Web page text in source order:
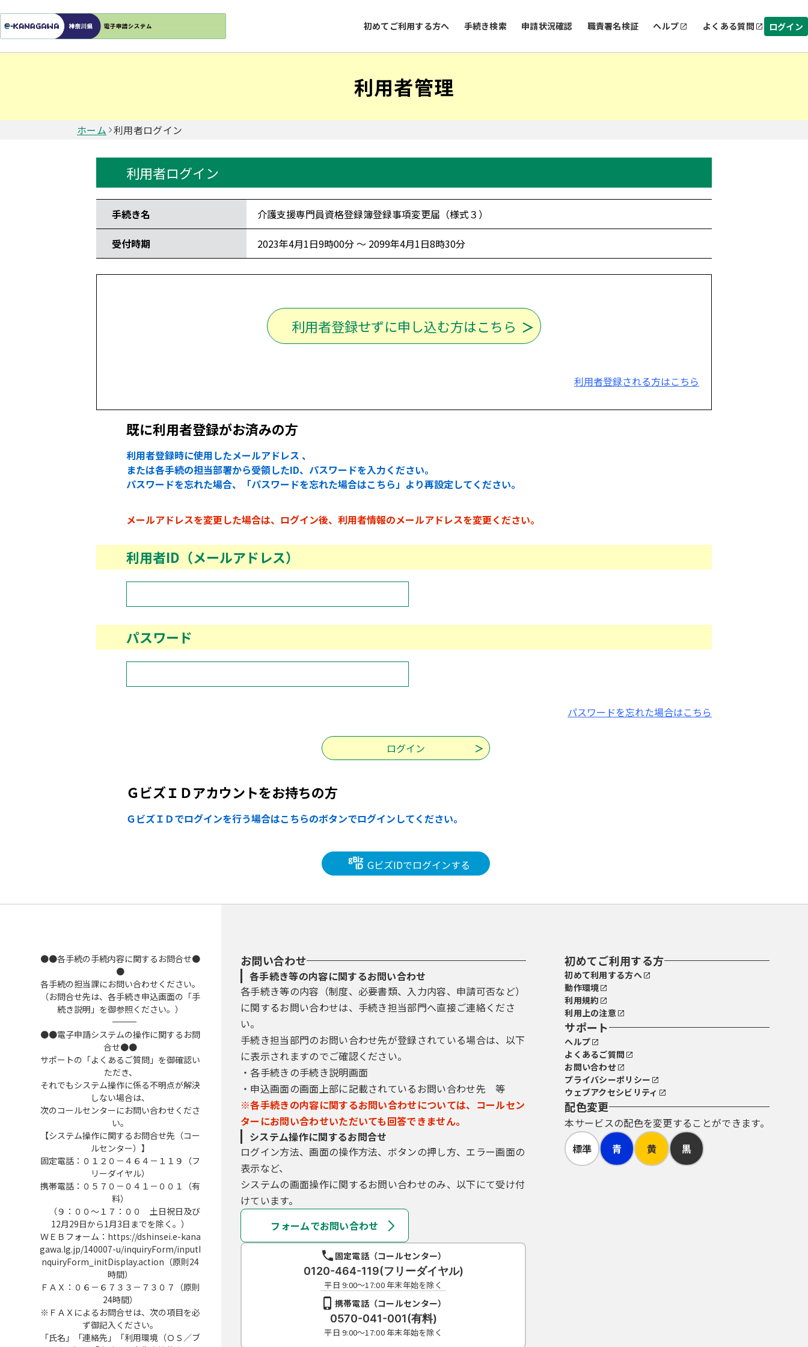
初めてご利用する方へ 手続き検索 申請状況確認 職責署名検証 ヘルプ よくある質問 ログイン
利用者管理
ホーム 利用者ログイン
利用者ログイン
手続き名 介護支援専門員資格登録簿登録事項変更届（様式３）
受付時期 2023年4月1日9時00分 ～ 2099年4月1日8時30分
利用者登録せずに申し込む方はこちら
利用者登録される方はこちら
既に利用者登録がお済みの方
利用者登録時に使用したメールアドレス 、
または各手続の担当部署から受領したID、パスワードを入力ください。
パスワードを忘れた場合、「パスワードを忘れた場合はこちら」より再設定してください。
メールアドレスを変更した場合は、ログイン後、利用者情報のメールアドレスを変更ください。
利用者ID（メールアドレス）
パスワード
パスワードを忘れた場合はこちら
ＧビズＩＤアカウントをお持ちの方
ＧビズＩＤでログインを行う場合はこちらのボタンでログインしてください。
GビズIDでログインする
●●各手続の手続内容に関するお問合せ●
●
各手続の担当課にお問い合わせください。
（お問合せ先は、各手続き申込画面の「手
続き説明」を御参照ください。）
――――――――――――――――――――――――――――――――――――――――――――――――――
●●電子申請システムの操作に関するお問
合せ●●
サポートの「よくあるご質問」を御確認い
ただき、
それでもシステム操作に係る不明点が解決
しない場合は、
次のコールセンターにお問い合わせくださ
い。
【システム操作に関するお問合せ先（コー
ルセンター）】
固定電話：０１２０－４６４－１１９（フ
リーダイヤル）
携帯電話：０５７０－０４１－００１（有
料）
（９：００～１７：００ 土日祝日及び
12月29日から1月3日までを除く。）
ＷＥＢフォーム：https://dshinsei.e-kana
gawa.lg.jp/140007-u/inquiryForm/inputI
nquiryForm_initDisplay.action（原則24
時間）
ＦＡＸ：０６－６７３３－７３０７（原則
24時間）
※ＦＡＸによるお問合せは、次の項目を必
ず御記入ください。
「氏名」「連絡先」「利用環境（ＯＳ／ブ
お問い合わせ
各手続き等の内容に関するお問い合わせ
各手続き等の内容（制度、必要書類、入力内容、申請可否など）
に関するお問い合わせは、手続き担当部門へ直接ご連絡くださ
い。
手続き担当部門のお問い合わせ先が登録されている場合は、以下
に表示されますのでご確認ください。
・各手続きの手続き説明画面
・申込画面の画面上部に記載されているお問い合わせ先 等
※各手続きの内容に関するお問い合わせについては、コールセン
ターにお問い合わせいただいても回答できません。
システム操作に関するお問合せ
ログイン方法、画面の操作方法、ボタンの押し方、エラー画面の
表示など、
システムの画面操作に関するお問い合わせのみ、以下にて受け付
けています。
フォームでお問い合わせ
固定電話（コールセンター）
0120-464-119(フリーダイヤル)
平日 9:00～17:00 年末年始を除く
携帯電話（コールセンター）
0570-041-001(有料)
平日 9:00～17:00 年末年始を除く
初めてご利用する方
初めて利用する方へ
動作環境
利用規約
利用上の注意
サポート
ヘルプ
よくあるご質問
お問い合わせ
プライバシーポリシー
ウェブアクセシビリティ
配色変更
本サービスの配色を変更することができます。
標準
青 黄 黒